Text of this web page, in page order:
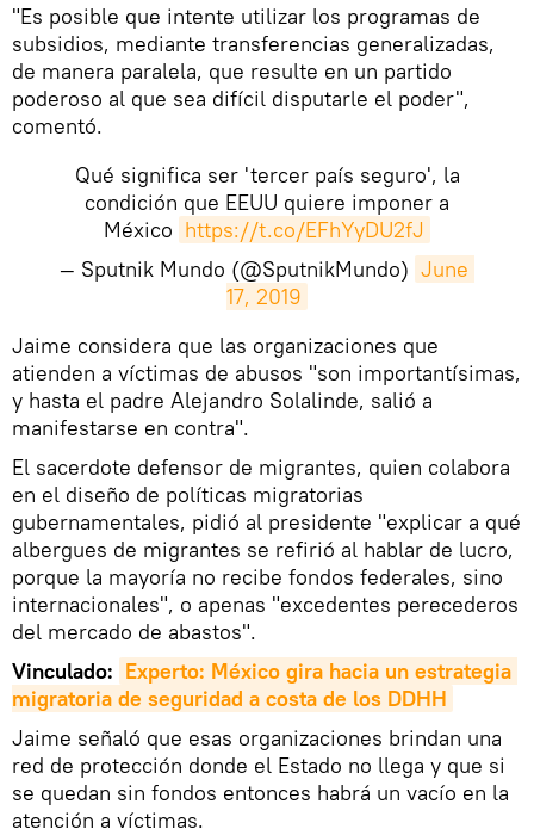
"Es posible que intente utilizar los programas de
subsidios, mediante transferencias generalizadas,
de manera paralela, que resulte en un partido
poderoso al que sea difícil disputarle el poder",
comentó.
Qué significa ser 'tercer país seguro', la
condición que EEUU quiere imponer a
México https://t.co/EFhYyDU2fJ
— Sputnik Mundo (@SputnikMundo) June
17, 2019
​Jaime considera que las organizaciones que
atienden a víctimas de abusos "son importantísimas,
y hasta el padre Alejandro Solalinde, salió a
manifestarse en contra".
El sacerdote defensor de migrantes, quien colabora
en el diseño de políticas migratorias
gubernamentales, pidió al presidente "explicar a qué
albergues de migrantes se refirió al hablar de lucro,
porque la mayoría no recibe fondos federales, sino
internacionales", o apenas "excedentes perecederos
del mercado de abastos".
Vinculado: Experto: México gira hacia un estrategia
migratoria de seguridad a costa de los DDHH
Jaime señaló que esas organizaciones brindan una
red de protección donde el Estado no llega y que si
se quedan sin fondos entonces habrá un vacío en la
atención a víctimas.